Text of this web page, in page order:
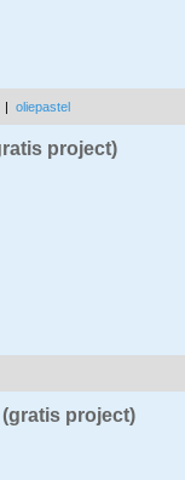
| oliepastel
project)
(gratis project)